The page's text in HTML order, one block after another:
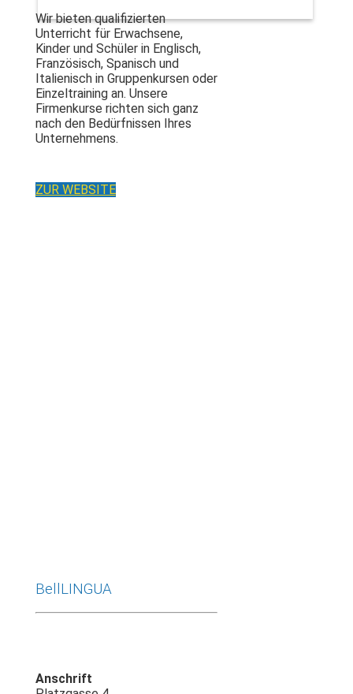
Wir bieten qualifizierten
Unterricht für Erwachsene,
Kinder und Schüler in Englisch,
Französisch, Spanisch und
Italienisch in Gruppenkursen oder
Einzeltraining an. Unsere
Firmenkurse richten sich ganz
nach den Bedürfnissen Ihres
Unternehmens.
ZUR WEBSITE
BellLINGUA
Anschrift